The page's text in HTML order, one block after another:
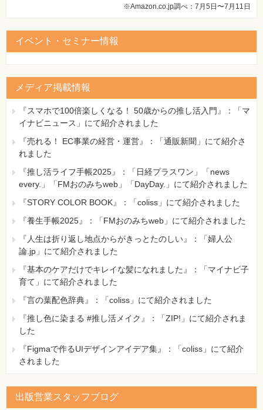
※Amazon.co.jp調べ：7月5日〜7月11日
イベント・セミナー情報
メディア掲載情報
『スマホで100倍楽しくなる！ 50歳からの推し活入門』：「マ
イナビニュース」にて紹介されました
『売れる！ EC事業の経営・運営』：「通販新聞」にて紹介さ
れました
『推し活ライフ手帳2025』：「日経プラスワン」「news
every.」「FMおのみちweb」「DayDay.」にて紹介されました
『STORY COLOR BOOK』：「coliss」にて紹介されました
『養生手帳2025』：「FMおのみちweb」にて紹介されました
『人生は折り返し地点からがきっとたのしい』：「婦人公
論.jp」にて紹介されました
『基本のケアだけでキレイな髪になれました』：「マイナビ子
育て」にて紹介されました
『言の葉配色辞典』：「coliss」にて紹介されました
『推し色に染まる #推し活メイク』：「ZIP!」にて紹介されま
した
『Figmaで作るUIデザインアイデア集』：「coliss」にて紹介
されました
出版営業スタッフブログ